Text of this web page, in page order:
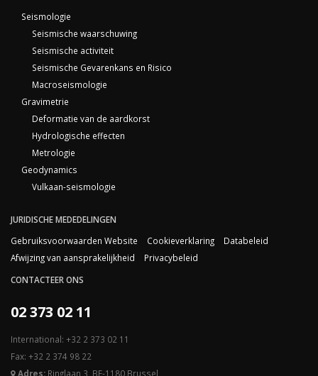
Seismologie
Seismische waarschuwing
Seismische activiteit
Seismische Gevarenkans en Risico
Macroseismologie
Gravimetrie
Deformatie van de aardkorst
Hydrologische effecten
Metrologie
Geodynamics
Vulkaan-seismologie
JURIDISCHE MEDEDELINGEN
Gebruiksvoorwaarden Website
Cookieverklaring
Databeleid
Afwijzing van aansprakelijkheid
Privacybeleid
CONTACTEER ONS
02 373 02 11
International: +32 2 373 02 11
Fax: +32 2 374 98 22
Adres: Ringlaan 3, BE-1180 Brussel